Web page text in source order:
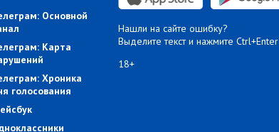
Основной
Карта
Хроника
голосования
Нашли на сайте ошибку?
Выделите текст и нажмите Ctrl+Enter
18+